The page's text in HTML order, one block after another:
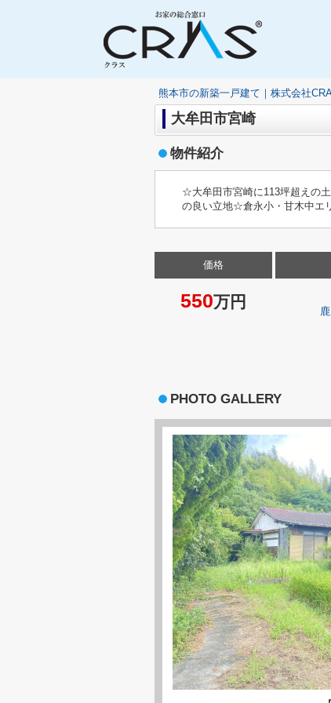
熊本市の新築一戸建て｜株式会社
大牟田市宮崎
物件紹介
☆大牟田市宮崎に113坪超えの
の良い立地☆倉永小・甘木中エ
価格
550万円
PHOTO GALLERY